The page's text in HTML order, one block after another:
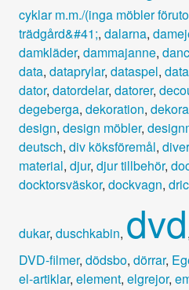
cyklar m.m./(inga möbler
trädgård&#41;, dalarna,
damkläder, dammajanne,
data, dataprylar, dataspel,
dator, datordelar, datorer,
degeberga, dekoration,
design, design möbler,
deutsch, div köksföremål,
material, djur, djur tillbehör,
docktorsväskor, dockvagn,
dukar, duschkabin, dvd,
DVD-filmer, dödsbo, dörrar,
el-artiklar, element, elgrejor,